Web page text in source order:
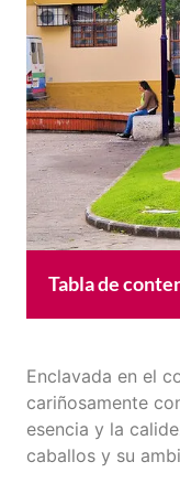
Tabla de
Enclavada en el
cariñosamente
esencia y la
caballos y su